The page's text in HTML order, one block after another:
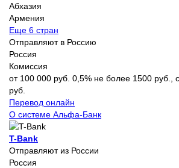
Абхазия
Армения
Еще 6 стран
Отправляют в Россию
Россия
Комиссия
от 100 000 руб. 0,5% не более 1500 руб.,
руб.
Перевод онлайн
О системе Альфа-Банк
T-Bank
Отправляют из России
Россия